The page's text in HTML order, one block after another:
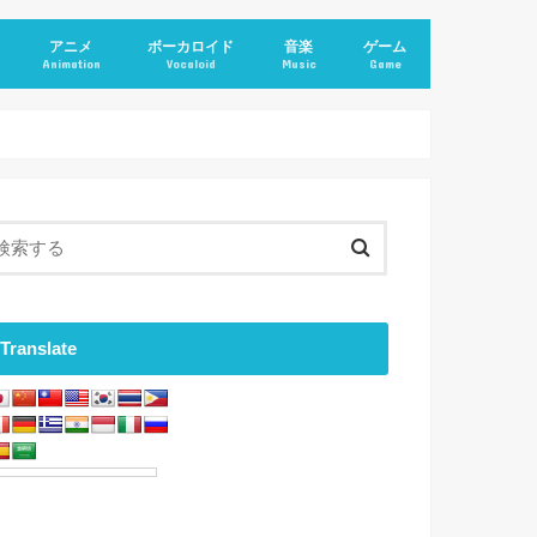
アニメ
Animation
ボーカロイド
Vocaloid
音楽
Music
ゲーム
Game
Translate